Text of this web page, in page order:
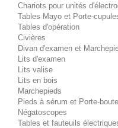
Chariots pour unités
Tables Mayo et Porte-
Tables d'opération
Civières
Divan d'examen et
Lits d'examen
Lits valise
Lits en bois
Marchepieds
Pieds à sérum et Porte-
Négatoscopes
Tables et fauteuils